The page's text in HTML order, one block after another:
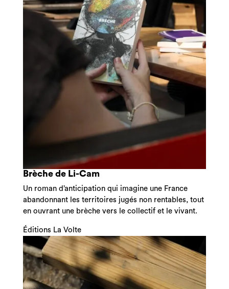
Brèche de Li-Cam
Un roman d’anticipation qui imagine une France
abandonnant les territoires jugés non rentables, tout
en ouvrant une brèche vers le collectif et le vivant.
Éditions La Volte